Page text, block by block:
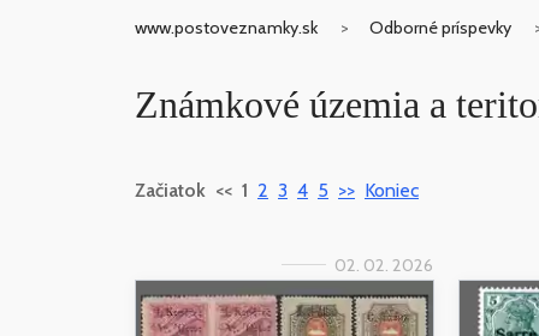
www.postoveznamky.sk Odborné príspevky
Známkové územia a
Začiatok << 1 2 3 4 5 >> Koniec
02. 02. 2026